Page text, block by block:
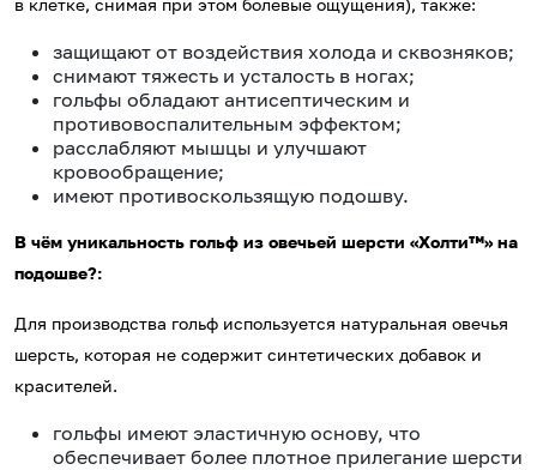
в клетке, снимая при этом болевые ощущения), также:
защищают от воздействия холода и сквозняков;
снимают тяжесть и усталость в ногах;
гольфы обладают антисептическим и
противовоспалительным эффектом;
расслабляют мышцы и улучшают
кровообращение;
имеют противоскользящую подошву.
В чём уникальность гольф из овечьей шерсти «Холти™» на
подошве?:
Для производства гольф используется натуральная овечья
шерсть, которая не содержит синтетических добавок и
красителей.
гольфы имеют эластичную основу, что
обеспечивает более плотное прилегание шерсти